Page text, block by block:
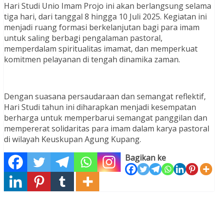
Hari Studi Unio Imam Projo ini akan berlangsung selama
tiga hari, dari tanggal 8 hingga 10 Juli 2025. Kegiatan ini
menjadi ruang formasi berkelanjutan bagi para imam
untuk saling berbagi pengalaman pastoral,
memperdalam spiritualitas imamat, dan memperkuat
komitmen pelayanan di tengah dinamika zaman.
Dengan suasana persaudaraan dan semangat reflektif,
Hari Studi tahun ini diharapkan menjadi kesempatan
berharga untuk memperbarui semangat panggilan dan
mempererat solidaritas para imam dalam karya pastoral
di wilayah Keuskupan Agung Kupang.
Bagikan ke